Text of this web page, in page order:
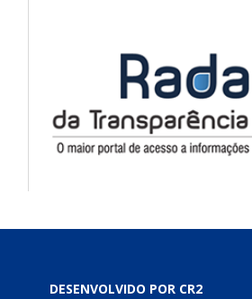
DESENVOLVIDO POR CR2